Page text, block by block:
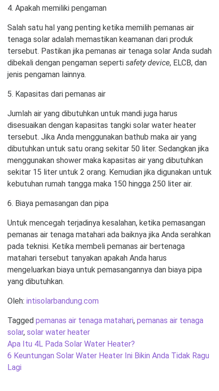
4. Apakah memiliki pengaman
Salah satu hal yang penting ketika memilih pemanas air
tenaga solar adalah memastikan keamanan dari produk
tersebut. Pastikan jika pemanas air tenaga solar Anda sudah
dibekali dengan pengaman seperti safety device, ELCB, dan
jenis pengaman lainnya.
5. Kapasitas dari pemanas air
Jumlah air yang dibutuhkan untuk mandi juga harus
disesuaikan dengan kapasitas tangki solar water heater
tersebut. Jika Anda menggunakan bathub maka air yang
dibutuhkan untuk satu orang sekitar 50 liter. Sedangkan jika
menggunakan shower maka kapasitas air yang dibutuhkan
sekitar 15 liter untuk 2 orang. Kemudian jika digunakan untuk
kebutuhan rumah tangga maka 150 hingga 250 liter air.
6. Biaya pemasangan dan pipa
Untuk mencegah terjadinya kesalahan, ketika pemasangan
pemanas air tenaga matahari ada baiknya jika Anda serahkan
pada teknisi. Ketika membeli pemanas air bertenaga
matahari tersebut tanyakan apakah Anda harus
mengeluarkan biaya untuk pemasangannya dan biaya pipa
yang dibutuhkan.
Oleh: intisolarbandung.com
Tagged pemanas air tenaga matahari, pemanas air tenaga
solar, solar water heater
Post
navigation
Apa Itu 4L Pada Solar Water Heater?
6 Keuntungan Solar Water Heater Ini Bikin Anda Tidak Ragu
Lagi